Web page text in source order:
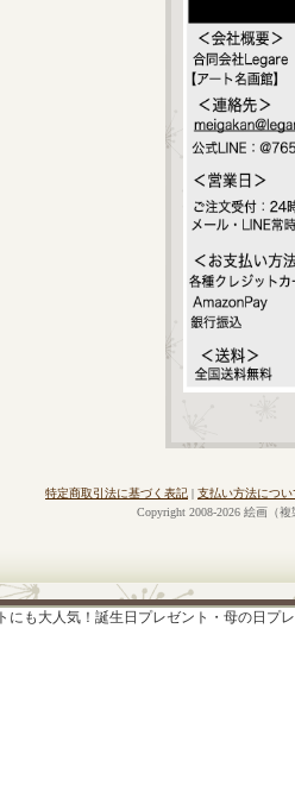
特定商取引法に基づく表記 | 支払い方法につい
Copyright 2008-2026 絵画（
にも大人気！誕生日プレゼント・母の日プ